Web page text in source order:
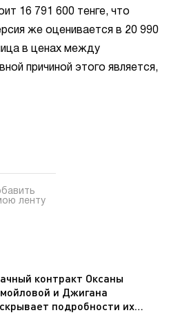
16 791 600 тенге, что
же оценивается в 20 990
в ценах между
причиной этого является,
ленту
контракт Оксаны
и Джигана
подробности их…